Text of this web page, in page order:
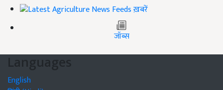
ख़बरें
जॉब्स
Languages
English